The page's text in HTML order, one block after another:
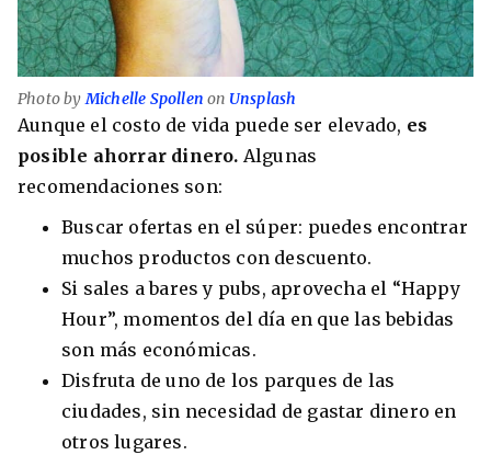
Photo byMichelle Spollen on Unsplash
Aunque el costo de vida puede ser elevado, es
posible ahorrar dinero. Algunas
recomendaciones son:
Buscar ofertas en el súper: puedes encontrar
muchos productos con descuento.
Si sales a bares y pubs, aprovecha el “Happy
Hour”, momentos del día en que las bebidas
son más económicas.
Disfruta de uno de los parques de las
ciudades, sin necesidad de gastar dinero en
otros lugares.